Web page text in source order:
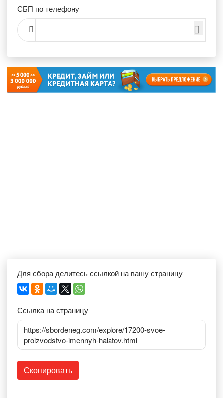
СБП по телефону
Для сбора делитесь ссылкой на вашу страницу
Ссылка на страницу
https://sbordeneg.com/explore/17200-svoe-
proizvodstvo-imennyh-halatov.html
Скопировать